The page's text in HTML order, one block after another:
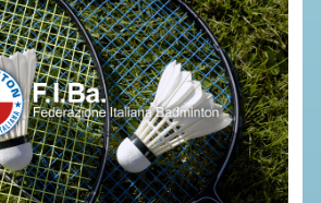
TESSERAMENTO
AFFILIAZIONE E TESSERAMENTO
QUOTE E TASSE
CONVENZIONI